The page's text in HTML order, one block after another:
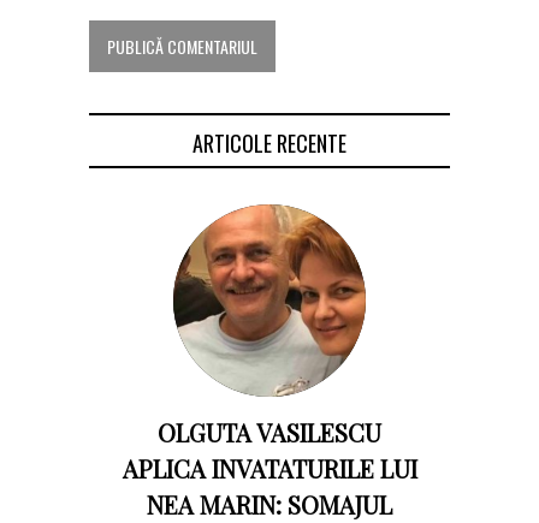
ARTICOLE RECENTE
OLGUTA VASILESCU
APLICA INVATATURILE LUI
NEA MARIN: SOMAJUL